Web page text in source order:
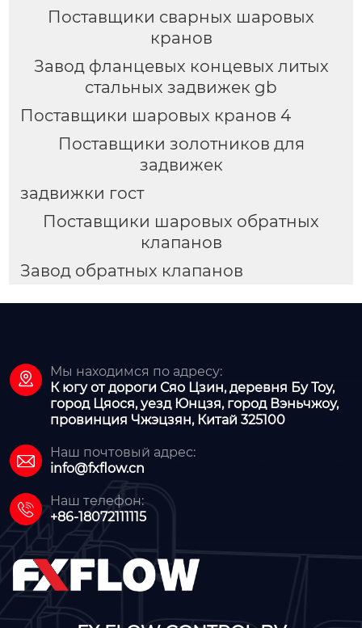
Поставщики сварных шаровых
кранов
Завод фланцевых концевых литых
стальных задвижек gb
Поставщики шаровых кранов 4
Поставщики золотников для
задвижек
задвижки гост
Поставщики шаровых обратных
клапанов
Завод обратных клапанов

Мы находимся по адресу:
К югу от дороги Сяо Цзин, деревня Бу Тоу,
город Цяося, уезд Юнцзя, город Вэньчжоу,
провинция Чжэцзян, Китай 325100

Наш почтовый адрес:
info@fxflow.cn

Наш телефон:
+86-18072111115